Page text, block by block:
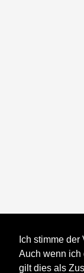
Ich stimme
Auch wenn ich
gilt dies als